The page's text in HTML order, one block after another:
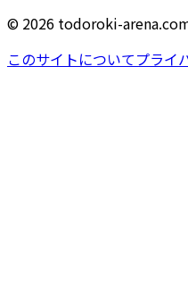
© 2026 todoroki-
このサイトについてプライ